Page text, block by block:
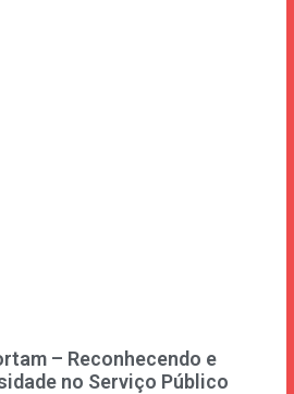
– Reconhecendo e
no Serviço Público